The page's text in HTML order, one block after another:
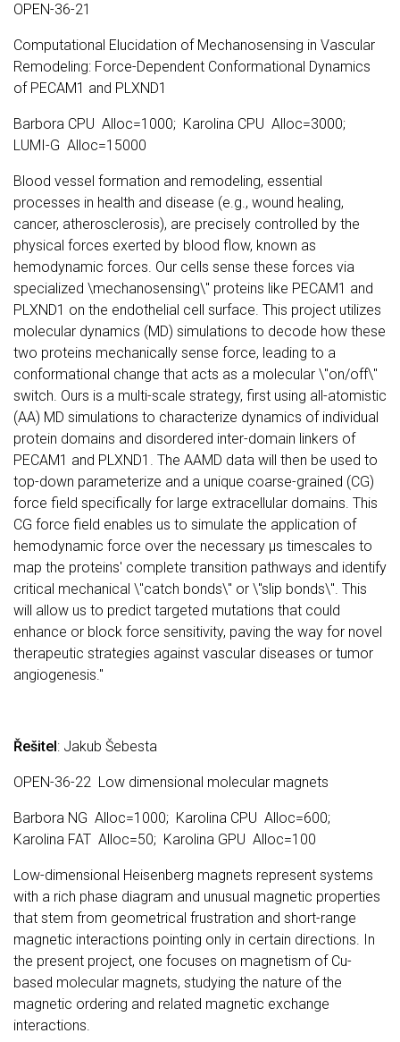
OPEN-36-21
Computational Elucidation of Mechanosensing in Vascular
Remodeling: Force-Dependent Conformational Dynamics
of PECAM1 and PLXND1
Barbora CPU Alloc=1000; Karolina CPU Alloc=3000;
LUMI-G Alloc=15000
Blood vessel formation and remodeling, essential
processes in health and disease (e.g., wound healing,
cancer, atherosclerosis), are precisely controlled by the
physical forces exerted by blood flow, known as
hemodynamic forces. Our cells sense these forces via
specialized \mechanosensing\" proteins like PECAM1 and
PLXND1 on the endothelial cell surface. This project utilizes
molecular dynamics (MD) simulations to decode how these
two proteins mechanically sense force, leading to a
conformational change that acts as a molecular \"on/off\"
switch. Ours is a multi-scale strategy, first using all-atomistic
(AA) MD simulations to characterize dynamics of individual
protein domains and disordered inter-domain linkers of
PECAM1 and PLXND1. The AAMD data will then be used to
top-down parameterize and a unique coarse-grained (CG)
force field specifically for large extracellular domains. This
CG force field enables us to simulate the application of
hemodynamic force over the necessary μs timescales to
map the proteins' complete transition pathways and identify
critical mechanical \"catch bonds\" or \"slip bonds\". This
will allow us to predict targeted mutations that could
enhance or block force sensitivity, paving the way for novel
therapeutic strategies against vascular diseases or tumor
angiogenesis."
Řešitel : Jakub Šebesta
OPEN-36-22 Low dimensional molecular magnets
Barbora NG Alloc=1000; Karolina CPU Alloc=600;
Karolina FAT Alloc=50; Karolina GPU Alloc=100
Low-dimensional Heisenberg magnets represent systems
with a rich phase diagram and unusual magnetic properties
that stem from geometrical frustration and short-range
magnetic interactions pointing only in certain directions. In
the present project, one focuses on magnetism of Cu-
based molecular magnets, studying the nature of the
magnetic ordering and related magnetic exchange
interactions.